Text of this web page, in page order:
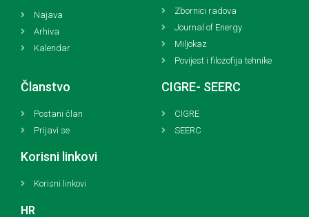
Najava
Arhiva
Kalendar
Zbornici radova
Journal of Energy
Miljokaz
Povijest i filozofija tehnike
Članstvo
Postani član
Prijavi se
CIGRE- SEERC
CIGRE
SEERC
Korisni linkovi
Korisni linkovi
HR